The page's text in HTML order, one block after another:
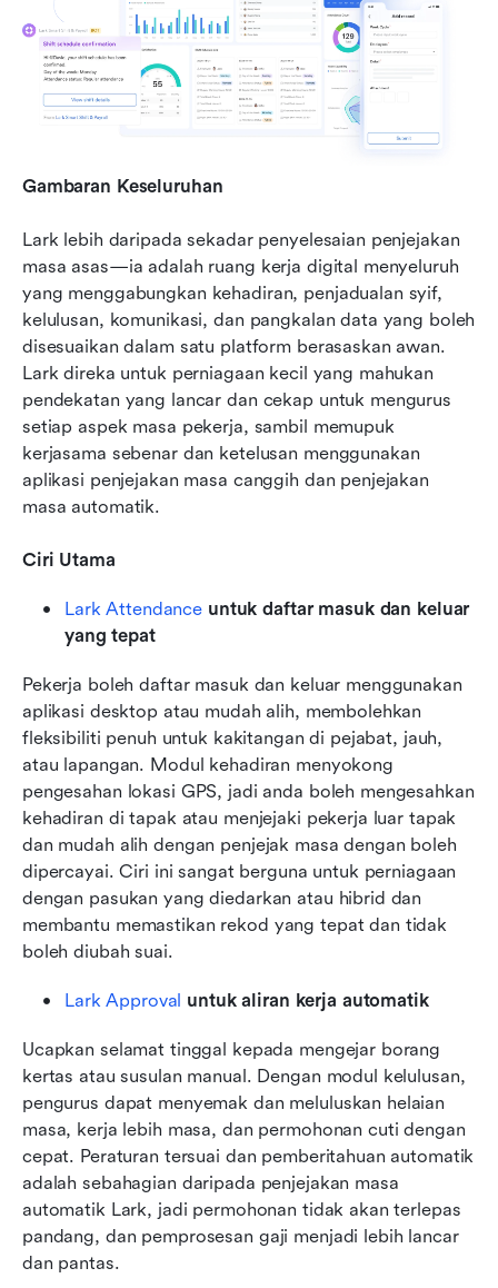
Gambaran Keseluruhan
Lark lebih daripada sekadar penyelesaian penjejakan
masa asas—ia adalah ruang kerja digital menyeluruh
yang menggabungkan kehadiran, penjadualan syif,
kelulusan, komunikasi, dan pangkalan data yang boleh
disesuaikan dalam satu platform berasaskan awan.
Lark direka untuk perniagaan kecil yang mahukan
pendekatan yang lancar dan cekap untuk mengurus
setiap aspek masa pekerja, sambil memupuk
kerjasama sebenar dan ketelusan menggunakan
aplikasi penjejakan masa canggih dan penjejakan
masa automatik.
Ciri Utama
Lark Attendance untuk daftar masuk dan keluar
yang tepat
Pekerja boleh daftar masuk dan keluar menggunakan
aplikasi desktop atau mudah alih, membolehkan
fleksibiliti penuh untuk kakitangan di pejabat, jauh,
atau lapangan. Modul kehadiran menyokong
pengesahan lokasi GPS, jadi anda boleh mengesahkan
kehadiran di tapak atau menjejaki pekerja luar tapak
dan mudah alih dengan penjejak masa dengan boleh
dipercayai. Ciri ini sangat berguna untuk perniagaan
dengan pasukan yang diedarkan atau hibrid dan
membantu memastikan rekod yang tepat dan tidak
boleh diubah suai.
Lark Approval untuk aliran kerja automatik
Ucapkan selamat tinggal kepada mengejar borang
kertas atau susulan manual. Dengan modul kelulusan,
pengurus dapat menyemak dan meluluskan helaian
masa, kerja lebih masa, dan permohonan cuti dengan
cepat. Peraturan tersuai dan pemberitahuan automatik
adalah sebahagian daripada penjejakan masa
automatik Lark, jadi permohonan tidak akan terlepas
pandang, dan pemprosesan gaji menjadi lebih lancar
dan pantas.